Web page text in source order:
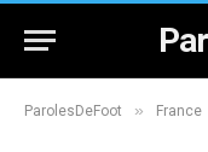
ParolesDeFoot » France